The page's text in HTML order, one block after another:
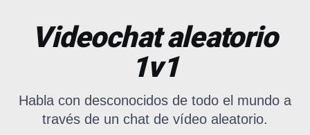
Videochat aleatorio
1v1
Habla con desconocidos de todo el mundo a
través de un chat de vídeo aleatorio.